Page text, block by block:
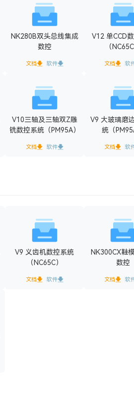
NK280B双头总线集成
数控
文档 软件
V12 单CCD
（NC65C
文档 软
V10三轴及三轴双Z雕
铣数控系统（PM95A）
文档 软件
V9 大玻璃磨
统（
文档 软
V9 义齿机数控系统
（NC65C）
文档 软件
NK300CX鞋
数控
文档 软